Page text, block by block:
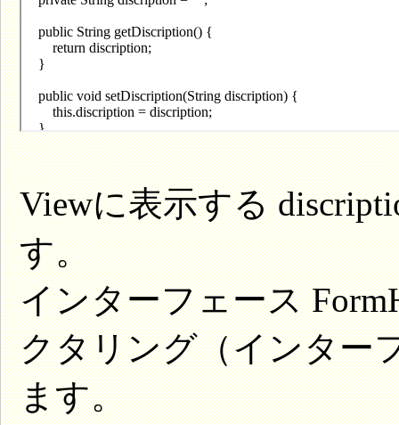
Viewに表示する
す。
インターフェース
クタリング（インター
ます。